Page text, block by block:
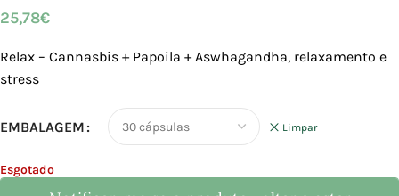
25,78€
Relax – Cannasbis + Papoila + Aswhagandha, relaxamento e
stress
EMBALAGEM Limpar
Esgotado